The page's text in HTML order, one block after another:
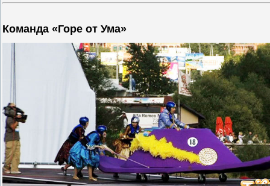
Команда «Горе от Ума»